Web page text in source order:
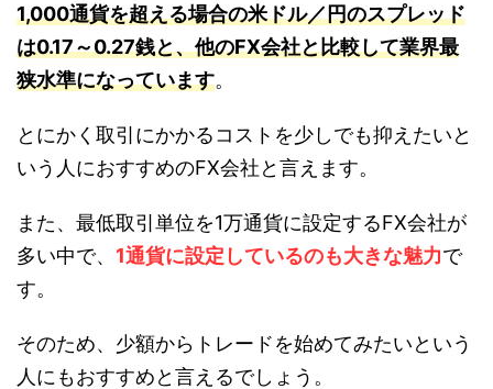
1,000通貨を超える場合の米ドル／円のスプレッド
は0.17～0.27銭と、他のFX会社と比較して業界最
狭水準になっています。
とにかく取引にかかるコストを少しでも抑えたいと
いう人におすすめのFX会社と言えます。
また、最低取引単位を1万通貨に設定するFX会社が
多い中で、 1通貨に設定しているのも大きな魅力で
す。
そのため、少額からトレードを始めてみたいという
人にもおすすめと言えるでしょう。